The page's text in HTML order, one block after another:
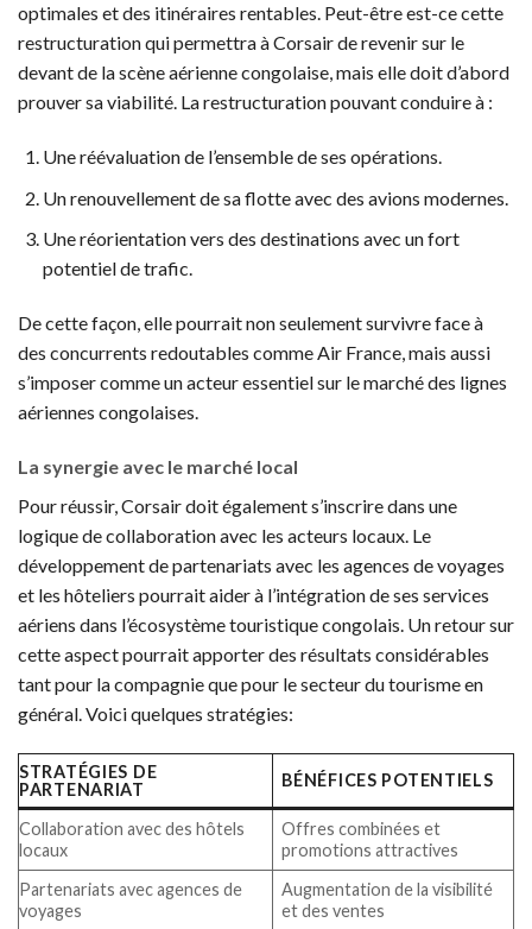
optimales et des itinéraires rentables. Peut-être est-ce cette
restructuration qui permettra à Corsair de revenir sur le
devant de la scène aérienne congolaise, mais elle doit d’abord
prouver sa viabilité. La restructuration pouvant conduire à :
Une réévaluation de l’ensemble de ses opérations.
Un renouvellement de sa flotte avec des avions modernes.
Une réorientation vers des destinations avec un fort
potentiel de trafic.
De cette façon, elle pourrait non seulement survivre face à
des concurrents redoutables comme Air France, mais aussi
s’imposer comme un acteur essentiel sur le marché des lignes
aériennes congolaises.
La synergie avec le marché local
Pour réussir, Corsair doit également s’inscrire dans une
logique de collaboration avec les acteurs locaux. Le
développement de partenariats avec les agences de voyages
et les hôteliers pourrait aider à l’intégration de ses services
aériens dans l’écosystème touristique congolais. Un retour sur
cette aspect pourrait apporter des résultats considérables
tant pour la compagnie que pour le secteur du tourisme en
général. Voici quelques stratégies:
STRATÉGIES DE
PARTENARIAT
BÉNÉFICES POTENTIELS
Collaboration avec des hôtels
locaux
Offres combinées et
promotions attractives
Partenariats avec agences de
voyages
Augmentation de la visibilité
et des ventes